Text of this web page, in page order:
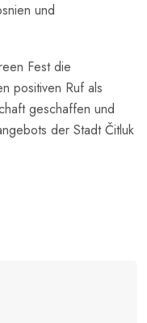
und
Fest die
positiven Ruf als
geschaffen und
der Stadt Čitluk